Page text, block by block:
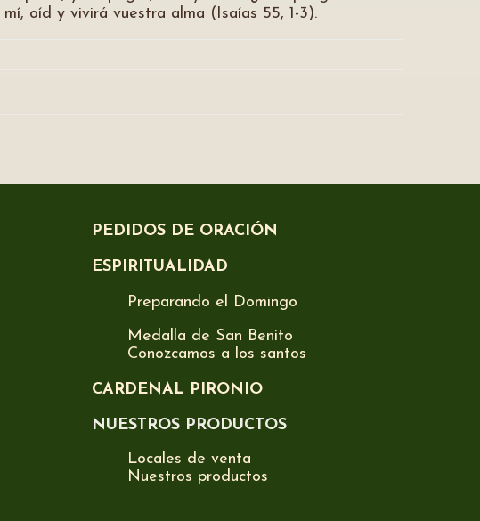
oíd y vivirá vuestra alma (Isaías 55, 1-3).
PEDIDOS DE ORACIÓN
ESPIRITUALIDAD
Preparando el Domingo
Medalla de San Benito
Conozcamos a los santos
CARDENAL PIRONIO
NUESTROS PRODUCTOS
Locales de venta
Nuestros productos